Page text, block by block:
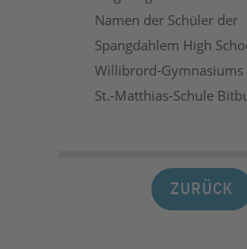
Namen der Schüler der
Spangdahlem High
Willibrord-Gymnasiums
St.-Matthias-Schule
ZURÜCK